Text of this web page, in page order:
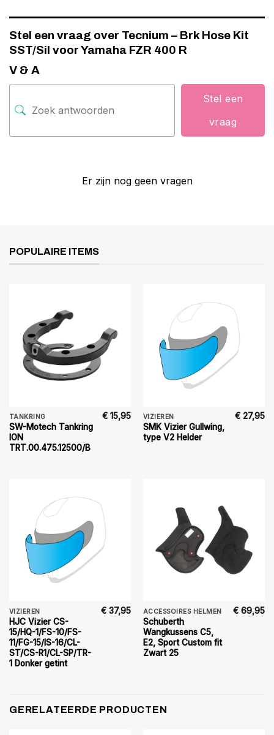
Stel een vraag over Tecnium – Brk Hose Kit
SST/Sil voor Yamaha FZR 400 R
V & A
Stel een
vraag
Er zijn nog geen vragen
POPULAIRE ITEMS
TANKRING
SW-Motech Tankring
ION
TRT.00.475.12500/B
€ 15,95 VIZIEREN
SMK Vizier Gullwing,
type V2 Helder
€ 27,95
VIZIEREN
HJC Vizier CS-
15/HQ-1/FS-10/FS-
11/FG-15/IS-16/CL-
ST/CS-R1/CL-SP/TR-
1 Donker getint
€ 37,95 ACCESSOIRES HELMEN
Schuberth
Wangkussens C5,
E2, Sport Custom fit
Zwart 25
€ 69,95
GERELATEERDE PRODUCTEN